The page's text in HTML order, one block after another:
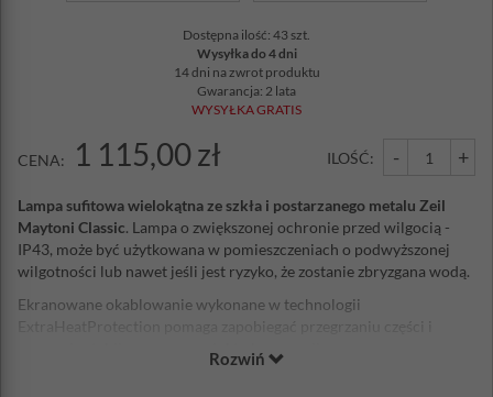
Dostępna ilość: 43 szt.
Wysyłka do 4 dni
14 dni na zwrot produktu
Gwarancja: 2 lata
WYSYŁKA GRATIS
CENA: 1 115,00 zł ILOŚĆ: - +
Lampa sufitowa wielokątna ze szkła i postarzanego metalu Zeil
Maytoni Classic. Lampa o zwiększonej ochronie przed wilgocią -
IP43, może być użytkowana w pomieszczeniach o podwyższonej
wilgotności lub nawet jeśli jest ryzyko, że zostanie zbryzgana wodą.
Ekranowane okablowanie wykonane w technologii
Rozwiń